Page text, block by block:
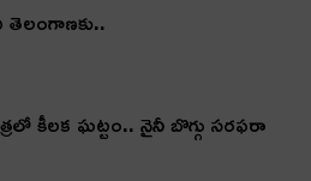
కీలక ఘట్టం.. నైనీ బొగ్గు సరఫరా